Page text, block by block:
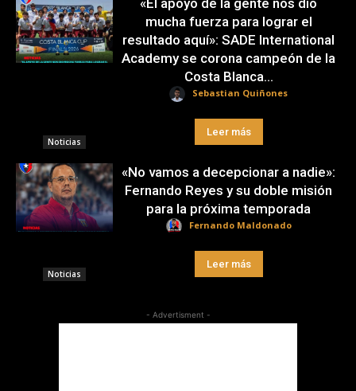
Noticias
«El apoyo de la gente nos dio
mucha fuerza para lograr el
resultado aquí»: SADE International
Academy se corona campeón de la
Costa Blanca...
Sebastian Quiñones
Leer más
Noticias
«No vamos a decepcionar a nadie»:
Fernando Reyes y su doble misión
para la próxima temporada
Fernando Maldonado
Leer más
- Advertisment -